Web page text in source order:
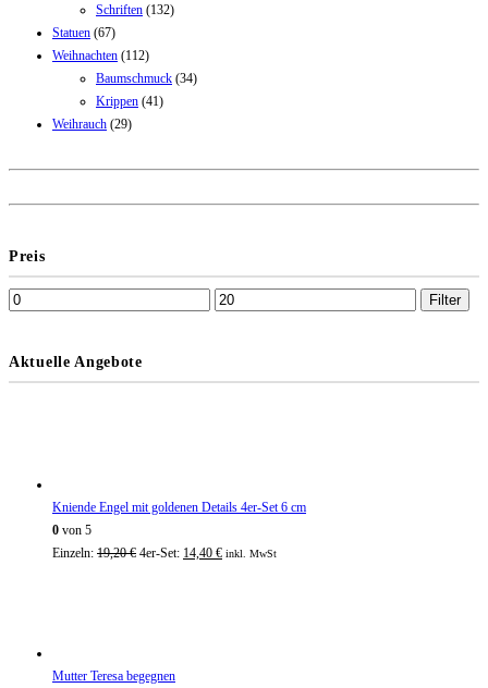
Schriften (132)
Statuen (67)
Weihnachten (112)
Baumschmuck (34)
Krippen (41)
Weihrauch (29)
Preis
Filter
Aktuelle Angebote
Kniende Engel mit goldenen Details 4er-Set 6 cm
0 von 5
Einzeln: 19,20€ 4er-Set: 14,40 € inkl. MwSt
Mutter Teresa begegnen